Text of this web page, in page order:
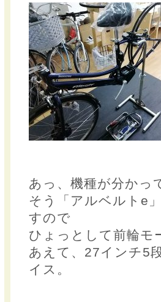
あっ、機種が分かっ
そう「アルベルトe
すので
ひょっとして前輪モ
あえて、27インチ5
イス。